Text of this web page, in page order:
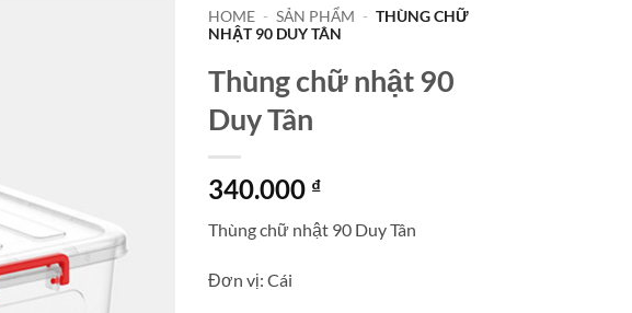
HOME - SẢN PHẨM - THÙNG CHỮ
NHẬT 90 DUY TÂN
Thùng chữ nhật 90
Duy Tân
340.000 ₫
Thùng chữ nhật 90 Duy Tân
Đơn vị: Cái